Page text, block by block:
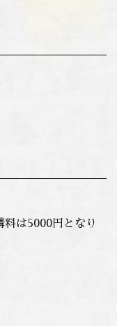
は5000円となり